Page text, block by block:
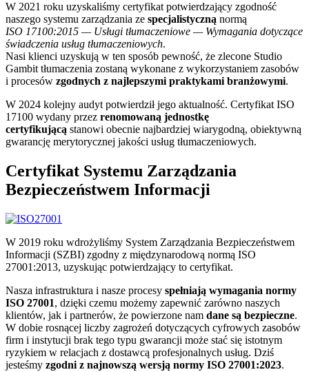
W 2021 roku uzyskaliśmy certyfikat potwierdzający zgodność
naszego systemu zarządzania ze specjalistyczną normą
ISO 17100:2015 — Usługi tłumaczeniowe — Wymagania dotyczące
świadczenia usług tłumaczeniowych.
Nasi klienci uzyskują w ten sposób pewność, że zlecone Studio
Gambit tłumaczenia zostaną wykonane z wykorzystaniem zasobów
i procesów zgodnych z najlepszymi praktykami branżowymi.
W 2024 kolejny audyt potwierdził jego aktualność. Certyfikat ISO
17100 wydany przez renomowaną jednostkę
certyfikującą stanowi obecnie najbardziej wiarygodną, obiektywną
gwarancję merytorycznej jakości usług tłumaczeniowych.
Certyfikat Systemu Zarządzania
Bezpieczeństwem Informacji
W 2019 roku wdrożyliśmy System Zarządzania Bezpieczeństwem
Informacji (SZBI) zgodny z międzynarodową normą ISO
27001:2013, uzyskując potwierdzający to certyfikat.
Nasza infrastruktura i nasze procesy spełniają wymagania normy
ISO 27001, dzięki czemu możemy zapewnić zarówno naszych
klientów, jak i partnerów, że powierzone nam dane są bezpieczne.
W dobie rosnącej liczby zagrożeń dotyczących cyfrowych zasobów
firm i instytucji brak tego typu gwarancji może stać się istotnym
ryzykiem w relacjach z dostawcą profesjonalnych usług. Dziś
jesteśmy zgodni z najnowszą wersją normy ISO 27001:2023.